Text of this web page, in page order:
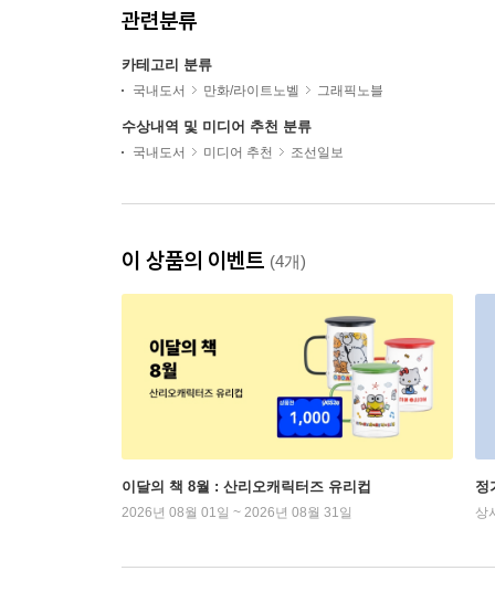
관련분류
카테고리 분류
국내도서 만화/라이트노벨 그래픽노블
수상내역 및 미디어 추천 분류
국내도서 미디어 추천 조선일보
이 상품의 이벤트 (4개)
이달의 책 8월 : 산리오캐릭터즈 유리컵
2026년 08월 01일 ~ 2026년 08월 31일
정
상